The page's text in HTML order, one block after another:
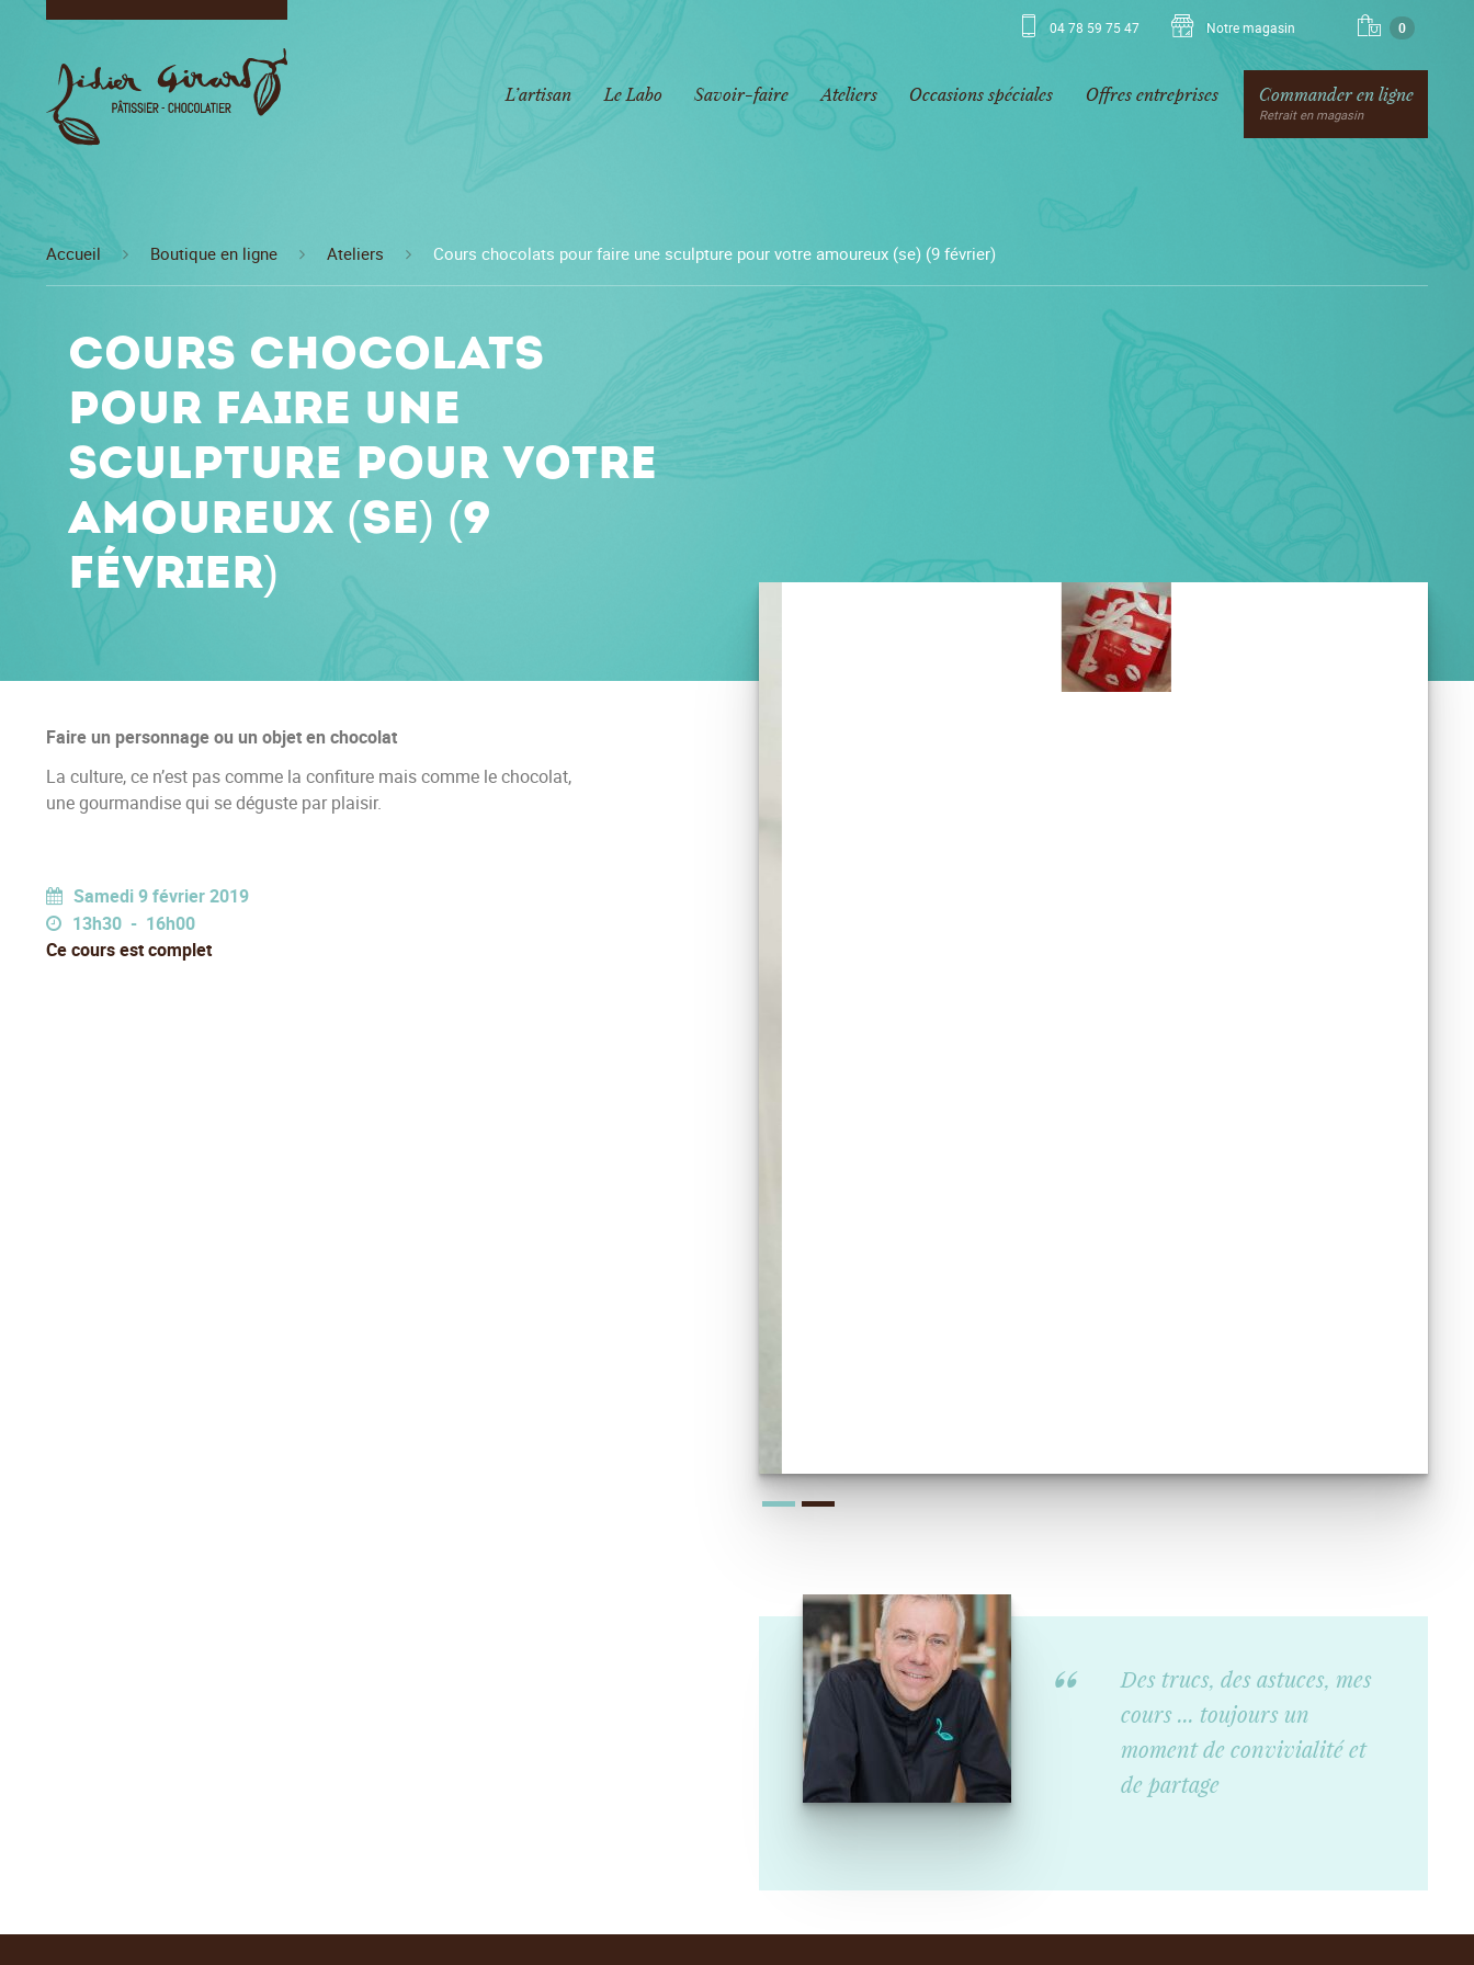
0
04 78 59 75 47 Notre magasin
L’artisan Le Labo Savoir-faire Ateliers Occasions spéciales Offres entreprises Commander en ligne
Retrait en magasin
Accueil Boutique en ligne Ateliers Cours chocolats pour faire une sculpture pour votre amoureux (se) (9 février)
Cours chocolats
pour faire une
sculpture pour votre
amoureux (se) (9
février)
Faire un personnage ou un objet en chocolat
La culture, ce n’est pas comme la confiture mais comme le chocolat,
une gourmandise qui se déguste par plaisir.
Samedi 9 février 2019
13h30 - 16h00
Ce cours est complet
Des trucs, des astuces, mes
cours ... toujours un
moment de convivialité et
de partage